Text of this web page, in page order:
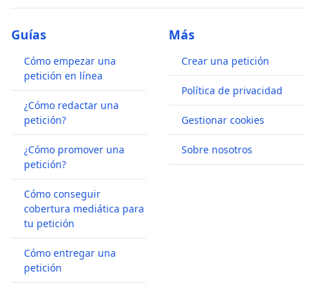
Guías
Cómo empezar una
petición en línea
¿Cómo redactar una
petición?
¿Cómo promover una
petición?
Cómo conseguir
cobertura mediática para
tu petición
Cómo entregar una
petición
Más
Crear una petición
Política de privacidad
Gestionar cookies
Sobre nosotros